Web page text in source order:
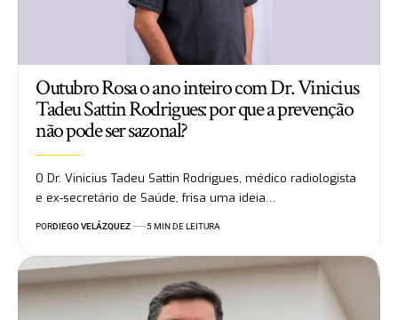
Outubro Rosa o ano inteiro com Dr. Vinicius
Tadeu Sattin Rodrigues: por que a prevenção
não pode ser sazonal?
O Dr. Vinicius Tadeu Sattin Rodrigues, médico radiologista
e ex-secretário de Saúde, frisa uma ideia…
PORDIEGO VELÁZQUEZ 5 MIN DE LEITURA